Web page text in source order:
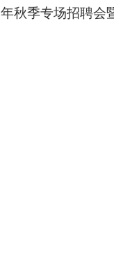
秋季专场招聘会